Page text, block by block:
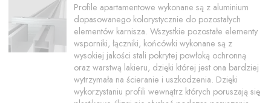
Profile apartamentowe wykonane są z aluminium
dopasowanego kolorystycznie do pozostałych
elementów karnisza. Wszystkie pozostałe elementy
wsporniki, łączniki, końcówki wykonane są z
wysokiej jakości stali pokrytej powłoką ochronną
oraz warstwą lakieru, dzięki której jest ona bardziej
wytrzymała na ścieranie i uszkodzenia. Dzięki
wykorzystaniu profili wewnątrz których poruszają się